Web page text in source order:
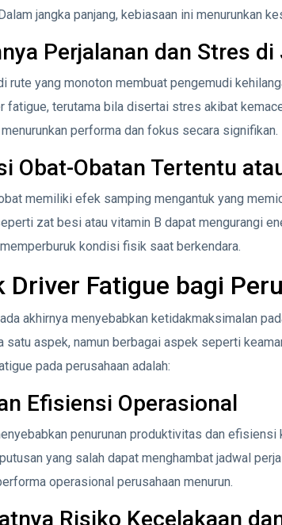
jangka panjang, kebiasaan ini menurunkan
Perjalanan dan Stres di
rute yang monoton membuat pengemudi
fatigue, terutama bila disertai stres akibat
performa dan fokus secara signifikan.
Obat-Obatan Tertentu
memiliki efek samping mengantuk yang
zat besi atau vitamin B dapat mengurangi
kondisi fisik saat berkendara.
Driver Fatigue bagi
akhirnya menyebabkan ketidakmaksimalan
satu aspek, namun berbagai aspek seperti
pada perusahaan adalah:
Efisiensi Operasional
penurunan produktivitas dan efisiensi
yang salah dapat menghambat jadwal
operasional perusahaan menurun.
Risiko Kecelakaan